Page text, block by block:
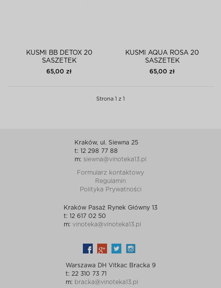
KUSMI BB DETOX 20
SASZETEK
65,00 zł
KUSMI AQUA ROSA 20
SASZETEK
65,00 zł
Strona 1 z 1
Kraków, ul. Siewna 25
t: 12 298 77 88
m: siewna@vinoteka13.pl
Formularz kontaktowy
Regulamin
Polityka Prywatności
Kraków Pasaż Rynek Główny 13
t: 12 617 02 50
m: vinoteka@vinoteka13.pl
Warszawa DH Vitkac Bracka 9
t: 22 310 73 71
m: bracka@vinoteka13.pl